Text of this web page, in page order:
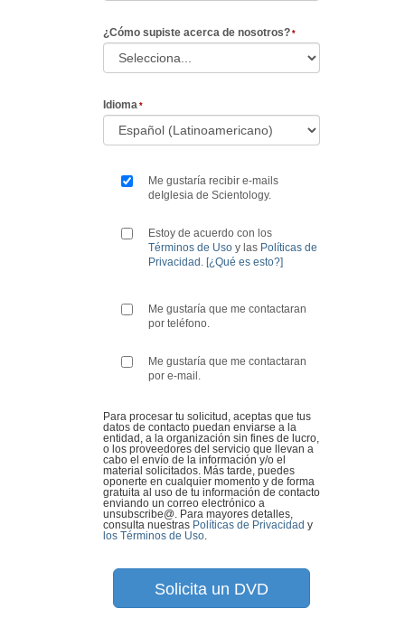
¿Cómo supiste acerca de nosotros?
Idioma
Me gustaría recibir e-mails
deIglesia de Scientology.
Estoy de acuerdo con los
Términos de Uso y las Políticas de
Privacidad
[¿Qué es esto?]
Me gustaría que me contactaran
por teléfono.
Me gustaría que me contactaran
por e-mail.
Para procesar tu solicitud, aceptas que tus
datos de contacto puedan enviarse a la
entidad, a la organización sin fines de lucro,
o los proveedores del servicio que llevan a
cabo el envío de la información y/o el
material solicitados. Más tarde, puedes
oponerte en cualquier momento y de forma
gratuita al uso de tu información de contacto
enviando un correo electrónico a
unsubscribe@ . Para mayores detalles,
consulta nuestras Políticas de Privacidad y
los Términos de Uso
Solicita un DVD